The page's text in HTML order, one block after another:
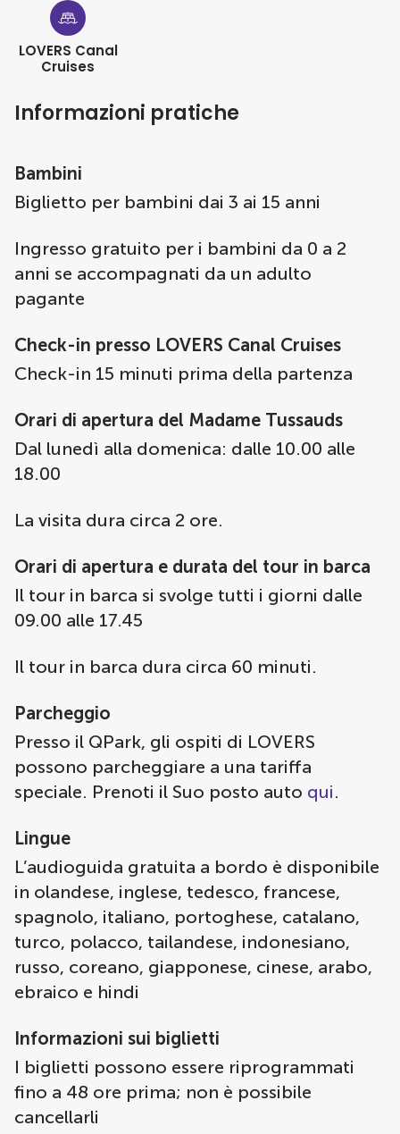
LOVERS Canal
Cruises
Informazioni pratiche
Bambini
Biglietto per bambini dai 3 ai 15 anni
Ingresso gratuito per i bambini da 0 a 2
anni se accompagnati da un adulto
pagante
Check-in presso LOVERS Canal Cruises
Check-in 15 minuti prima della partenza
Orari di apertura del Madame Tussauds
Dal lunedì alla domenica: dalle 10.00 alle
18.00
La visita dura circa 2 ore.
Orari di apertura e durata del tour in barca
Il tour in barca si svolge tutti i giorni dalle
09.00 alle 17.45
Il tour in barca dura circa 60 minuti.
Parcheggio
Presso il QPark, gli ospiti di LOVERS
possono parcheggiare a una tariffa
speciale. Prenoti il Suo posto auto qui.
Lingue
L’audioguida gratuita a bordo è disponibile
in olandese, inglese, tedesco, francese,
spagnolo, italiano, portoghese, catalano,
turco, polacco, tailandese, indonesiano,
russo, coreano, giapponese, cinese, arabo,
ebraico e hindi
Informazioni sui biglietti
I biglietti possono essere riprogrammati
fino a 48 ore prima; non è possibile
cancellarli